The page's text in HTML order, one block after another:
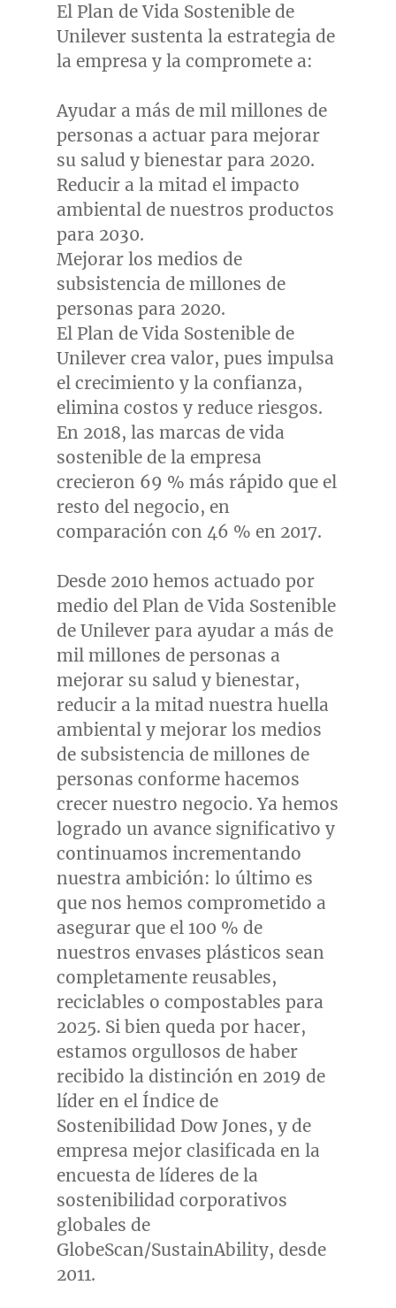
El Plan de Vida Sostenible de
Unilever sustenta la estrategia de
la empresa y la compromete a:
Ayudar a más de mil millones de
personas a actuar para mejorar
su salud y bienestar para 2020.
Reducir a la mitad el impacto
ambiental de nuestros productos
para 2030.
Mejorar los medios de
subsistencia de millones de
personas para 2020.
El Plan de Vida Sostenible de
Unilever crea valor, pues impulsa
el crecimiento y la confianza,
elimina costos y reduce riesgos.
En 2018, las marcas de vida
sostenible de la empresa
crecieron 69 % más rápido que el
resto del negocio, en
comparación con 46 % en 2017.
Desde 2010 hemos actuado por
medio del Plan de Vida Sostenible
de Unilever para ayudar a más de
mil millones de personas a
mejorar su salud y bienestar,
reducir a la mitad nuestra huella
ambiental y mejorar los medios
de subsistencia de millones de
personas conforme hacemos
crecer nuestro negocio. Ya hemos
logrado un avance significativo y
continuamos incrementando
nuestra ambición: lo último es
que nos hemos comprometido a
asegurar que el 100 % de
nuestros envases plásticos sean
completamente reusables,
reciclables o compostables para
2025. Si bien queda por hacer,
estamos orgullosos de haber
recibido la distinción en 2019 de
líder en el Índice de
Sostenibilidad Dow Jones, y de
empresa mejor clasificada en la
encuesta de líderes de la
sostenibilidad corporativos
globales de
GlobeScan/SustainAbility, desde
2011.